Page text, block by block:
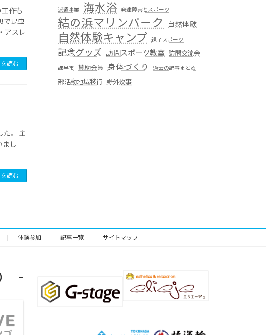
作も
で昆虫
アスレ
読む
た。 主
まし
読む
派遣事業 海水浴 発達障害とスポーツ
結の浜マリンパーク 自然体験
自然体験キャンプ 親子スポーツ
記念グッズ 訪問スポーツ教室 訪問交流会
諌早市 賛助会員 身体づくり 過去の記事まとめ
部活動地域移行 野外炊事
体験参加 記事一覧 サイトマップ